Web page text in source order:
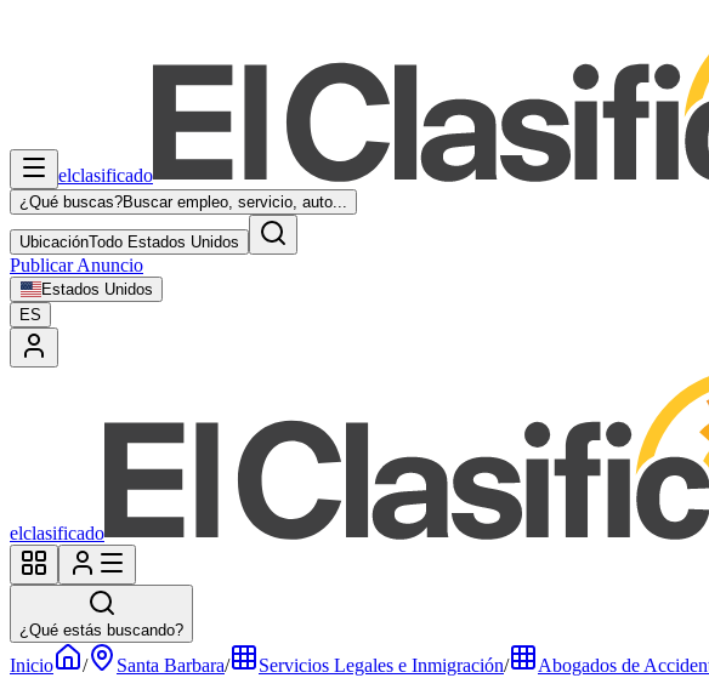
elclasificado
¿Qué buscas?Buscar empleo, servicio, auto...
UbicaciónTodo Estados Unidos
Publicar Anuncio
Estados Unidos
ES
elclasificado
¿Qué estás buscando?
Inicio / Santa Barbara/ Servicios Legales e Inmigración/ Abogados de